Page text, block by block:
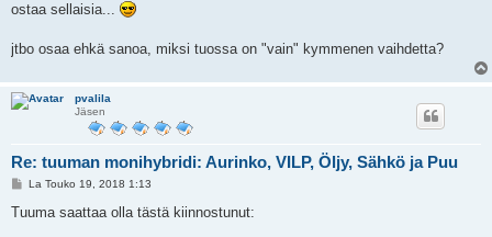
ostaa sellaisia...
jtbo osaa ehkä sanoa, miksi tuossa on "vain" kymmenen vaihdetta?
pvalila
Jäsen
Re: tuuman monihybridi: Aurinko, VILP, Öljy, Sähkö ja Puu
V
e
La Touko 19, 2018 1:13
Tuuma saattaa olla tästä kiinnostunut: